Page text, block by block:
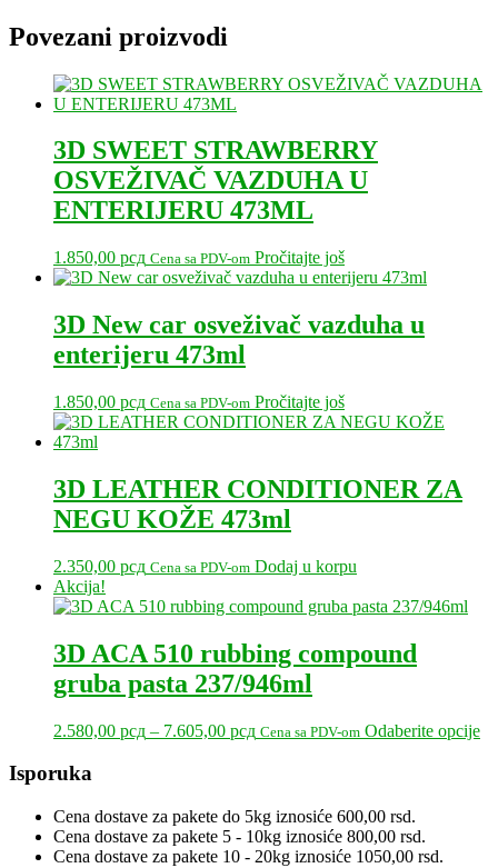
Povezani proizvodi
3D SWEET STRAWBERRY
OSVEŽIVAČ VAZDUHA U
ENTERIJERU 473ML
1.850,00 рсд Cena sa PDV-om Pročitajte još
3D New car osveživač vazduha u
enterijeru 473ml
1.850,00 рсд Cena sa PDV-om Pročitajte još
3D LEATHER CONDITIONER ZA
NEGU KOŽE 473ml
2.350,00 рсд Cena sa PDV-om Dodaj u korpu
Akcija!
3D ACA 510 rubbing compound
gruba pasta 237/946ml
2.580,00 рсд – 7.605,00 рсдRaspon
do
7.605,00 рсд
Cena sa PDV-om Odaberite opcije
Primary
Sidebar
Isporuka
Cena dostave za pakete do 5kg iznosiće 600,00 rsd.
Cena dostave za pakete 5 - 10kg iznosiće 800,00 rsd.
Cena dostave za pakete 10 - 20kg iznosiće 1050,00 rsd.